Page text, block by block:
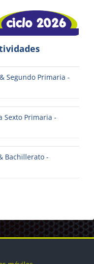
Segundo Primaria -
Sexto Primaria -
Bachillerato -